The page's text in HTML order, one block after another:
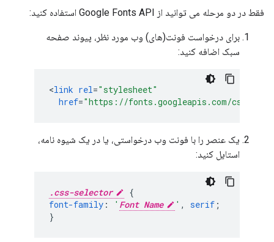
فقط در دو مرحله می توانید از Google Fonts API استفاده کنید:
برای درخواست فونت(های) وب مورد نظر، پیوند صفحه
سبک اضافه کنید:
<link rel="stylesheet"
href="https://fonts.googleapis.com/
یک عنصر را با فونت وب درخواستی، یا در یک شیوه نامه،
استایل کنید:
.css-selector
{
font-family : ' Font Name ' , serif ;
}